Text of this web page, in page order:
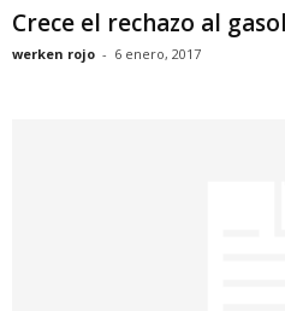
Crece el rechazo al
werken rojo - 6 enero, 2017